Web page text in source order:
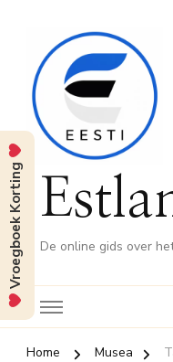
De online gids over
Home Musea
Vroegboek Korting